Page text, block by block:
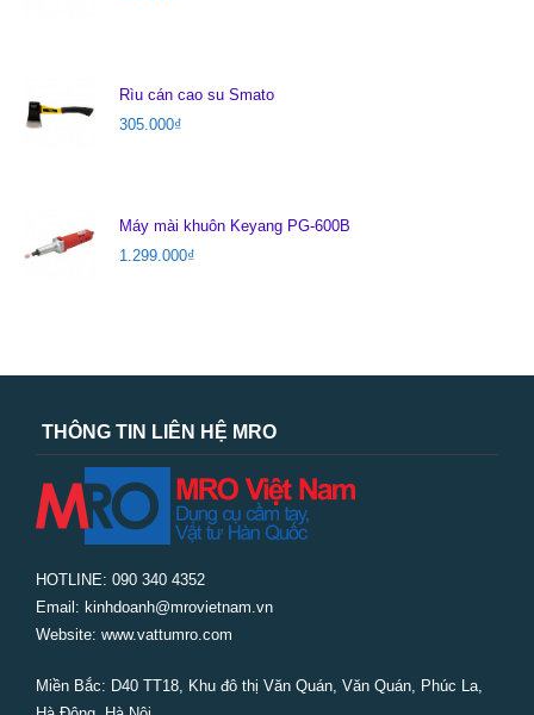
Rìu cán cao su Smato
305.000₫
Máy mài khuôn Keyang PG-600B
1.299.000₫
THÔNG TIN LIÊN HỆ MRO
HOTLINE: 090 340 4352
Email: kinhdoanh@mrovietnam.vn
Website: www.vattumro.com
Miền Bắc: D40 TT18, Khu đô thị Văn Quán, Văn Quán, Phúc La,